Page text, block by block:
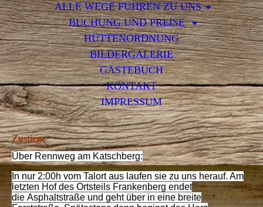
ALLE WEGE FÜHREN ZU UNS
BUCHUNG UND PREISE
HÜTTENORDNUNG
BILDERGALERIE
GÄSTEBUCH
KONTAKT
IMPRESSUM
Zustiege
Über Rennweg am Katschberg:
In nur 2:00h vom Talort aus laufen sie zu uns herauf. Am
letzten Hof des Ortsteils Frankenberg endet
die Asphaltstraße und geht über in eine breite